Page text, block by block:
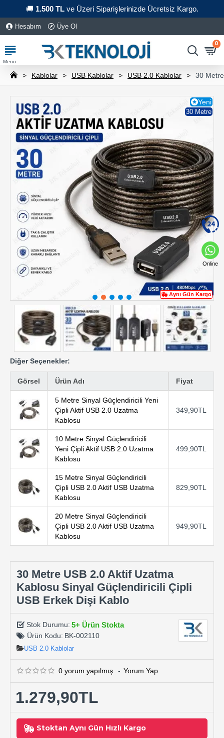
🚚 1.500 TLve Üzeri Siparişlerinizde Ücretsiz Kargo.
Hesabım Üye Ol
0
Kablolar USB Kablolar USB 2.0 Kablolar 30
Aynı Gün Kargo
Yeni
30 Metre
Diğer Seçenekler:
Görsel Ürün Adı Fiyat
5 Metre Sinyal Güçlendiricili Yeni
Çipli Aktif USB 2.0 Uzatma
Kablosu
349,90TL
10 Metre Sinyal Güçlendiricili
Yeni Çipli Aktif USB 2.0 Uzatma
Kablosu
499,90TL
15 Metre Sinyal Güçlendiricili
Çipli USB 2.0 Aktif USB Uzatma
Kablosu
829,90TL
20 Metre Sinyal Güçlendiricili
Çipli USB 2.0 Aktif USB Uzatma
Kablosu
949,90TL
30 Metre USB 2.0 Aktif Uzatma
Kablosu Sinyal Güçlendiricili Çipli
USB Erkek Dişi Kablo
Stok Durumu: 5+ Ürün Stokta
Ürün Kodu: BK-002110
USB 2.0 Kablolar
0 yorum yapılmış. - Yorum Yap
1.279,90TL
Stoktan Aynı Gün Hızlı Kargo
Online